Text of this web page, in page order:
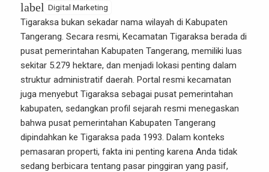
label Digital Marketing
Tigaraksa bukan sekadar nama wilayah di Kabupaten
Tangerang. Secara resmi, Kecamatan Tigaraksa berada di
pusat pemerintahan Kabupaten Tangerang, memiliki luas
sekitar 5.279 hektare, dan menjadi lokasi penting dalam
struktur administratif daerah. Portal resmi kecamatan
juga menyebut Tigaraksa sebagai pusat pemerintahan
kabupaten, sedangkan profil sejarah resmi menegaskan
bahwa pusat pemerintahan Kabupaten Tangerang
dipindahkan ke Tigaraksa pada 1993. Dalam konteks
pemasaran properti, fakta ini penting karena Anda tidak
sedang berbicara tentang pasar pinggiran yang pasif,